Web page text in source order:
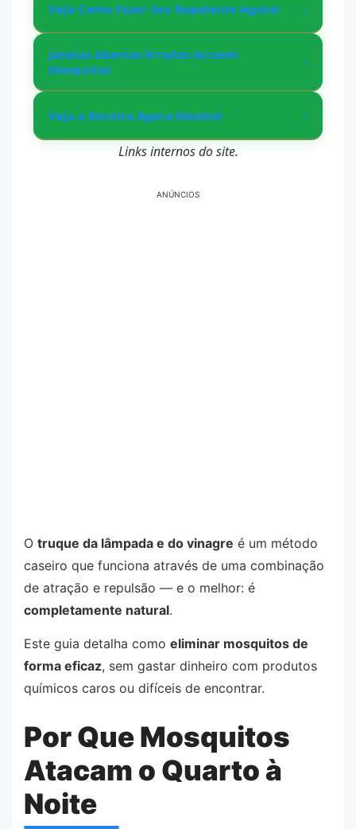
Veja Como Fazer Seu Repelente Agora! ›
Janelas Abertas Erradas Atraem
Mosquitos
›
Veja a Receita Agora Mesmo! ›
Links internos do site.
ANÚNCIOS
O truque da lâmpada e do vinagre é um método
caseiro que funciona através de uma combinação
de atração e repulsão — e o melhor: é
completamente natural.
Este guia detalha como eliminar mosquitos de
forma eficaz, sem gastar dinheiro com produtos
químicos caros ou difíceis de encontrar.
Por Que Mosquitos
Atacam o Quarto à
Noite